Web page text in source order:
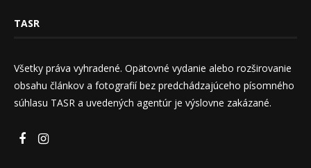
TASR
Všetky práva vyhradené. Opätovné vydanie alebo rozširovanie
obsahu článkov a fotografií bez predchádzajúceho písomného
súhlasu TASR a uvedených agentúr je výslovne zakázané.